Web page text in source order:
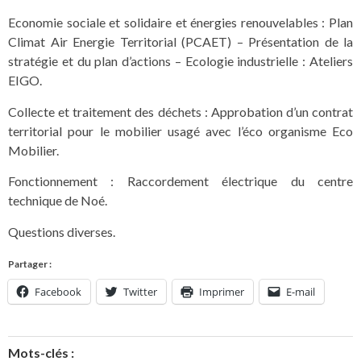
Economie sociale et solidaire et énergies renouvelables : Plan
Climat Air Energie Territorial (PCAET) – Présentation de la
stratégie et du plan d’actions – Ecologie industrielle : Ateliers
EIGO.
Collecte et traitement des déchets : Approbation d’un contrat
territorial pour le mobilier usagé avec l’éco organisme Eco
Mobilier.
Fonctionnement : Raccordement électrique du centre
technique de Noé.
Questions diverses.
Partager :
Facebook Twitter Imprimer E-mail
Mots-clés :